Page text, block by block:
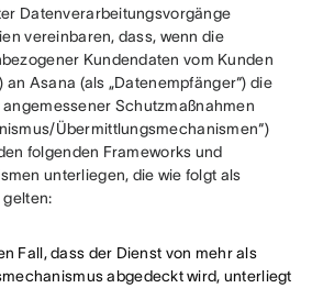
Datenverarbeitungsvorgänge
vereinbaren, dass, wenn die
Kundendaten vom Kunden
an Asana (als „Datenempfänger“) die
Schutzmaßnahmen
Übermittlungsmechanismen“)
folgenden Frameworks und
unterliegen, die wie folgt als
gelten:
Fall, dass der Dienst von mehr als
abgedeckt wird, unterliegt